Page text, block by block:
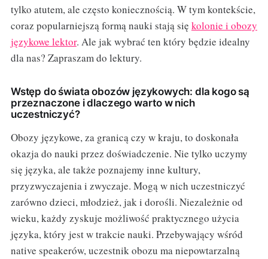
tylko atutem, ale często koniecznością. W tym kontekście,
coraz popularniejszą formą nauki stają się kolonie i obozy
językowe lektor. Ale jak wybrać ten który będzie idealny
dla nas? Zapraszam do lektury.
Wstęp do świata obozów językowych: dla kogo są
przeznaczone i dlaczego warto w nich
uczestniczyć?
Obozy językowe, za granicą czy w kraju, to doskonała
okazja do nauki przez doświadczenie. Nie tylko uczymy
się języka, ale także poznajemy inne kultury,
przyzwyczajenia i zwyczaje. Mogą w nich uczestniczyć
zarówno dzieci, młodzież, jak i dorośli. Niezależnie od
wieku, każdy zyskuje możliwość praktycznego użycia
języka, który jest w trakcie nauki. Przebywający wśród
native speakerów, uczestnik obozu ma niepowtarzalną